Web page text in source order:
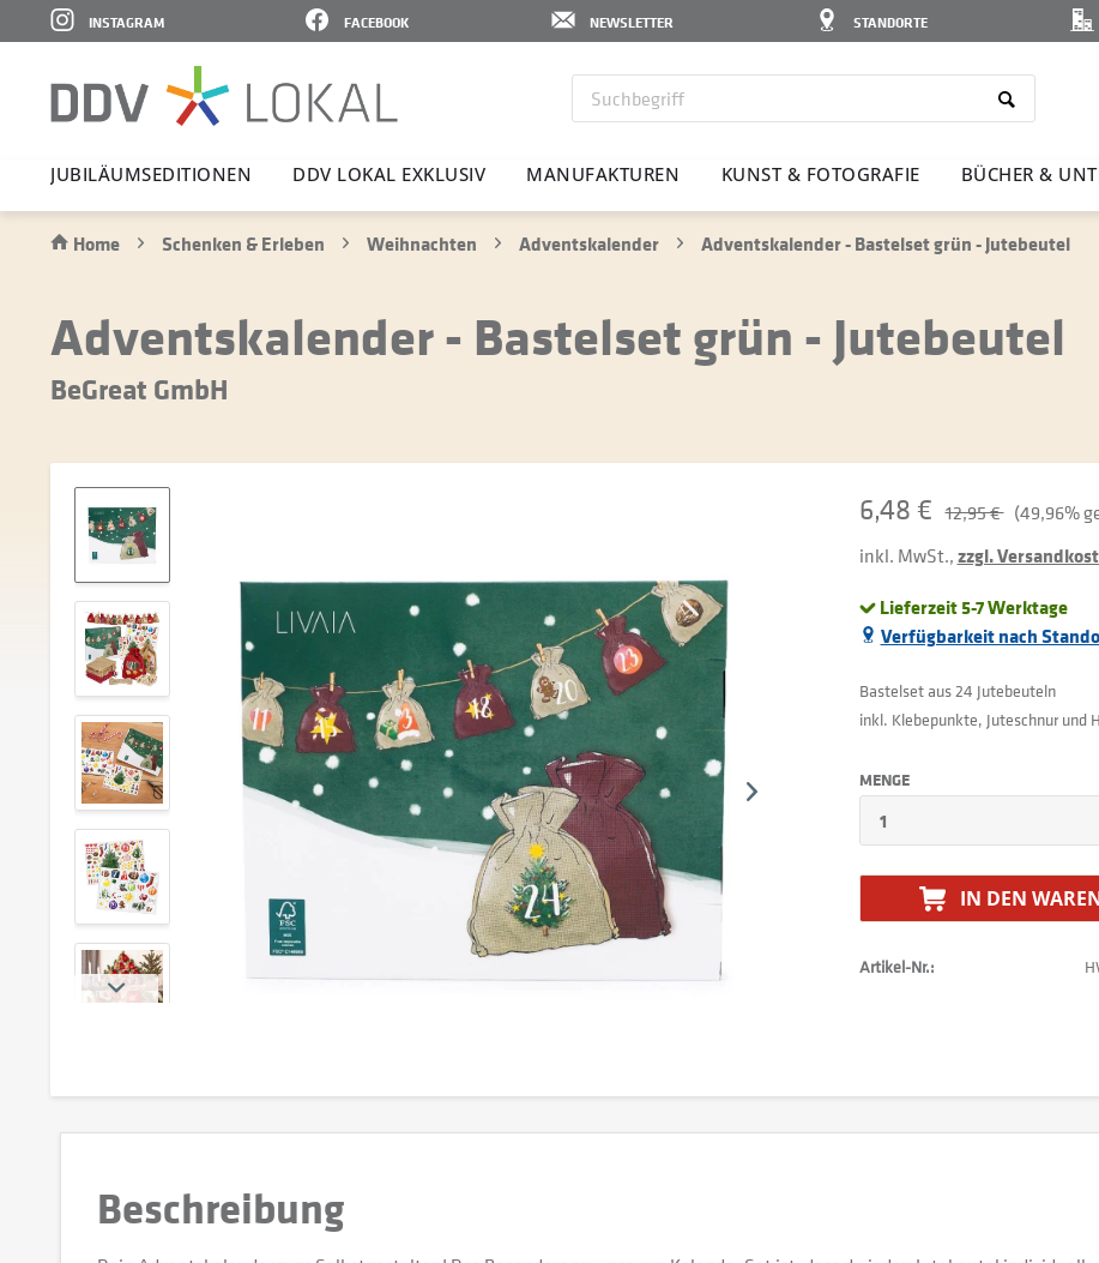
STANDORTE
NEWSLETTER
FACEBOOK
INSTAGRAM
JUBI­LÄ­UMS­E­DI­TIONEN DDV LOKAL EXKLUSIV MANU­FAK­TUREN KUNST & FOTO­GRAFIE BÜCHER &
Home Schenken & Erleben Weihnachten Adventskalender Adventskalender - Bastelset grün - Jutebeutel
Adventskalender - Bastelset grün - Jutebeutel
BeGreat GmbH
6,48 € 12,95 € (49,96%
inkl. MwSt.,zzgl.
Lieferzeit 5-7 Werktage
Verfügbarkeit nach
Bastelset aus 24 Jutebeuteln
inkl. Klebepunkte, Juteschnur und
MENGE
IN DEN
Artikel-Nr.:
Beschreibung